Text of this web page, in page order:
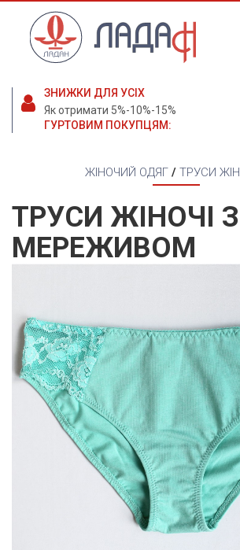
ЗНИЖКИ ДЛЯ УСІХ
Як отримати 5%-10%-15%
ГУРТОВИМ ПОКУПЦЯМ:
ЖІНОЧИЙ ОДЯГ/ ТРУСИ
ТРУСИ ЖІНОЧІ З
МЕРЕЖИВОМ